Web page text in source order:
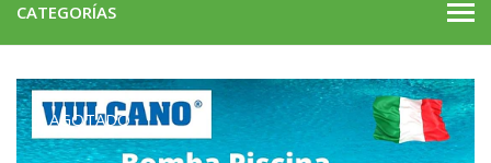
CATEGORÍAS
AGOTADO